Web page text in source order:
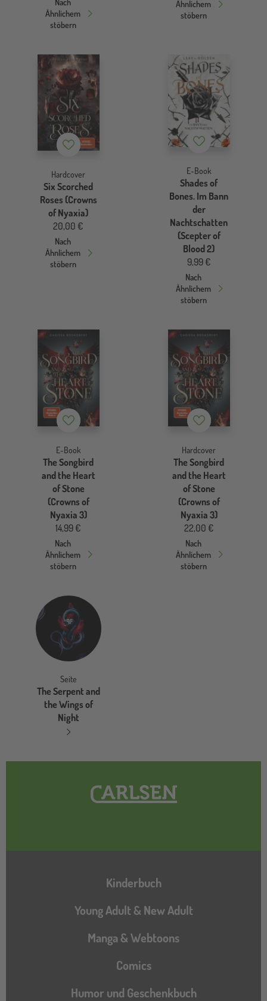
Ähnlichem
stöbern
Ähnlichem
stöbern
Merkzettel
Hardcover
Six Scorched
Roses (Crowns
of Nyaxia)
20,00 €
Nach
Ähnlichem
stöbern
Merkzettel
E-Book
Shades of
Bones. Im Bann
der
Nachtschatten
(Scepter of
Blood 2)
9,99 €
Nach
Ähnlichem
stöbern
Merkzettel
E-Book
The Songbird
and the Heart
of Stone
(Crowns of
Nyaxia 3)
14,99 €
Nach
Ähnlichem
stöbern
Merkzettel
Hardcover
The Songbird
and the Heart
of Stone
(Crowns of
Nyaxia 3)
22,00 €
Nach
Ähnlichem
stöbern
Seite
The Serpent and
the Wings of
Night
Hauptnavigation
Kinderbuch
Young Adult & New Adult
Manga & Webtoons
Comics
Humor und Geschenkbuch